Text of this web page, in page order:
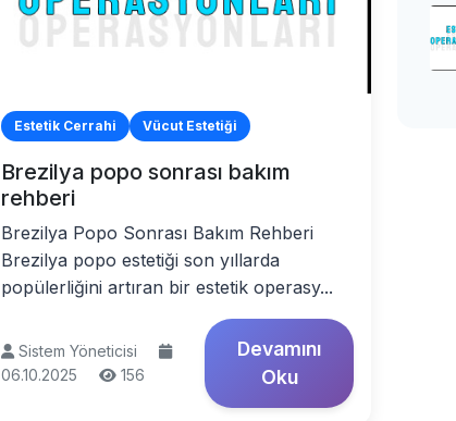
Estetik Cerrahi Vücut Estetiği
Brezilya popo sonrası bakım
rehberi
Brezilya Popo Sonrası Bakım Rehberi
Brezilya popo estetiği son yıllarda
popülerliğini artıran bir estetik operasy...
Sistem Yöneticisi
06.10.2025
156
Devamını
Oku